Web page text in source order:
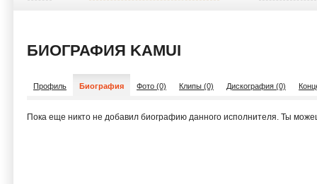
БИОГРАФИЯ KAMUI
Профиль Биография Фото (0) Клипы (0) Дискография (0)
Пока еще никто не добавил биографию данного исполнителя. Ты